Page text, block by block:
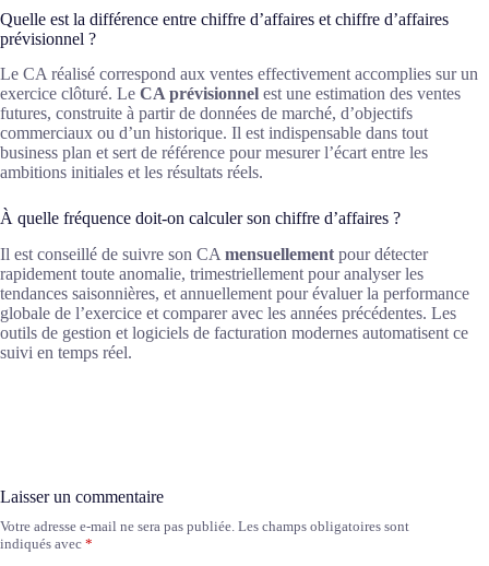
Quelle est la différence entre chiffre d’affaires et chiffre d’affaires
prévisionnel ?
Le CA réalisé correspond aux ventes effectivement accomplies sur un
exercice clôturé. Le CA prévisionnel est une estimation des ventes
futures, construite à partir de données de marché, d’objectifs
commerciaux ou d’un historique. Il est indispensable dans tout
business plan et sert de référence pour mesurer l’écart entre les
ambitions initiales et les résultats réels.
À quelle fréquence doit-on calculer son chiffre d’affaires ?
Il est conseillé de suivre son CA mensuellement pour détecter
rapidement toute anomalie, trimestriellement pour analyser les
tendances saisonnières, et annuellement pour évaluer la performance
globale de l’exercice et comparer avec les années précédentes. Les
outils de gestion et logiciels de facturation modernes automatisent ce
suivi en temps réel.
Laisser un commentaire
Votre adresse e-mail ne sera pas publiée. Les champs obligatoires sont
indiqués avec *
A
l